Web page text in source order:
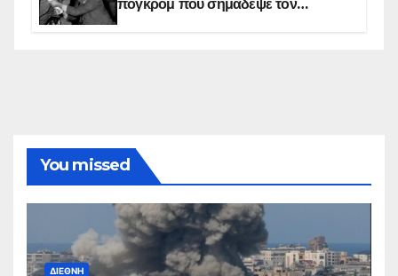
πογκρόμ που σημάδεψε τον
You missed
ΔΙΕΘΝΉ